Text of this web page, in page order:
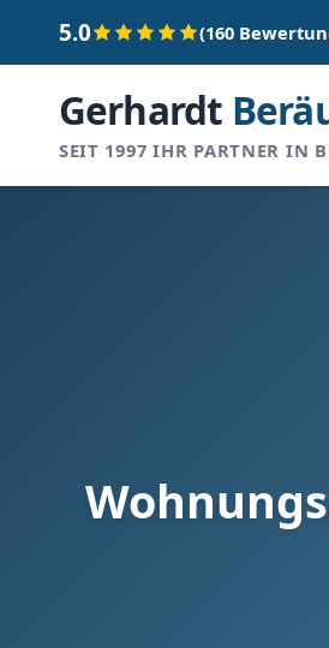
5.0 (160
Gerhardt
SEIT 1997 IHR PARTNER IN